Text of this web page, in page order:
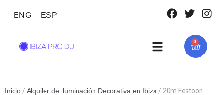
ENG ESP
0
Inicio / Alquiler de Iluminación Decorativa en Ibiza / 20m Festoon